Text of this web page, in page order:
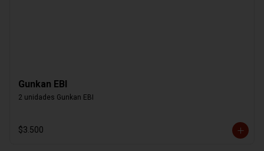
Gunkan EBI
2 unidades Gunkan EBI
$3.500